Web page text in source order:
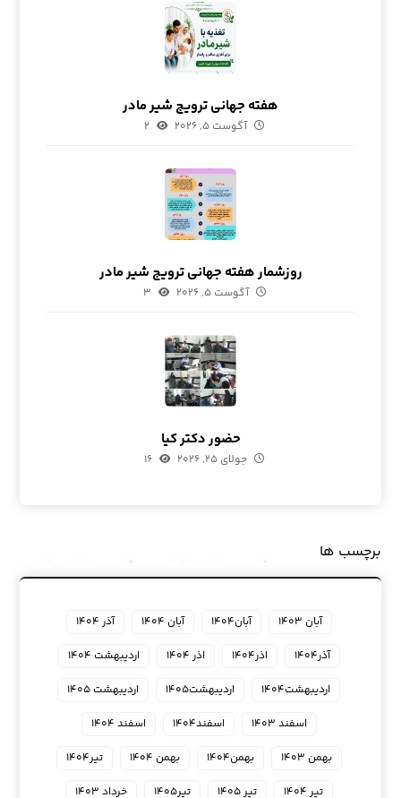
هفته جهانی ترویج شیر مادر
آگوست ۵, ۲۰۲۶ ۲
روزشمار هفته جهانی ترویج شیر مادر
آگوست ۵, ۲۰۲۶ ۳
حضور دکتر کیا
جولای ۲۵, ۲۰۲۶ ۱۶
برچسب ها
آبان ۱۴۰۳ آبان۱۴۰۴ آبان ۱۴۰۴
آذر ۱۴۰۴
آذر۱۴۰۴
اذر۱۴۰۴ اذر ۱۴۰۴
اردیبهشت ۱۴۰۴
اردیبهشت۱۴۰۴
اردیبهشت۱۴۰۵
اردیبهشت ۱۴۰۵
اسفند ۱۴۰۳
اسفند۱۴۰۴
اسفند ۱۴۰۴
بهمن ۱۴۰۳
بهمن۱۴۰۴ بهمن ۱۴۰۴
تیر۱۴۰۴
تیر ۱۴۰۴
تیر ۱۴۰۵ تیر۱۴۰۵ خرداد ۱۴۰۳